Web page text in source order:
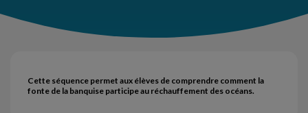
Cette séquence permet aux élèves de comprendre comment la
fonte de la banquise participe au réchauffement des océans.